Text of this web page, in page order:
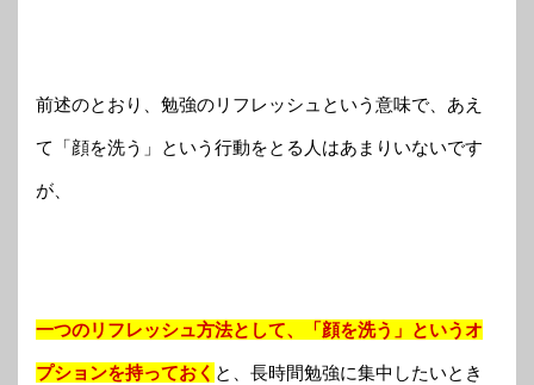
前述のとおり、勉強のリフレッシュという意味で、あえ
て「顔を洗う」という行動をとる人はあまりいないです
が、
一つのリフレッシュ方法として、「顔を洗う」というオ
プションを持っておく と、 長時間勉強に集中したいとき